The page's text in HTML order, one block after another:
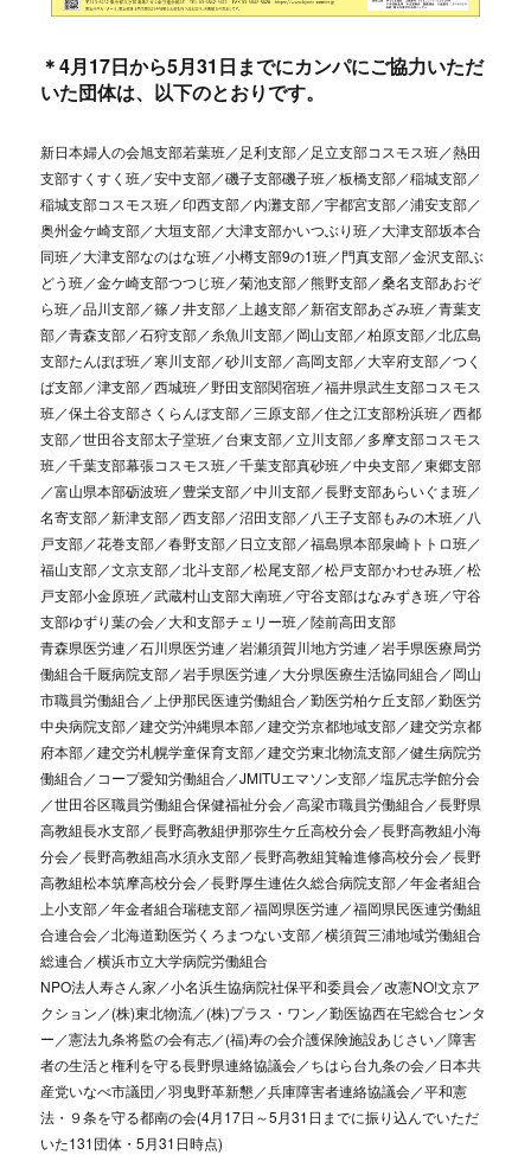
＊4月17日から5月31日までにカンパにご協力いただ
いた団体は、以下のとおりです。
新日本婦人の会旭支部若葉班／足利支部／足立支部コスモス班／熱田
支部すくすく班／安中支部／磯子支部磯子班／板橋支部／稲城支部／
稲城支部コスモス班／印西支部／内灘支部／宇都宮支部／浦安支部／
奥州金ケ崎支部／大垣支部／大津支部かいつぶり班／大津支部坂本合
同班／大津支部なのはな班／小樽支部9の1班／門真支部／金沢支部ぶ
どう班／金ケ崎支部つつじ班／菊池支部／熊野支部／桑名支部あおぞ
ら班／品川支部／篠ノ井支部／上越支部／新宿支部あざみ班／青葉支
部／青森支部／石狩支部／糸魚川支部／岡山支部／柏原支部／北広島
支部たんぽぽ班／寒川支部／砂川支部／高岡支部／大宰府支部／つく
ば支部／津支部／西城班／野田支部関宿班／福井県武生支部コスモス
班／保土谷支部さくらんぼ支部／三原支部／住之江支部粉浜班／西都
支部／世田谷支部太子堂班／台東支部／立川支部／多摩支部コスモス
班／千葉支部幕張コスモス班／千葉支部真砂班／中央支部／東郷支部
／富山県本部砺波班／豊栄支部／中川支部／長野支部あらいぐま班／
名寄支部／新津支部／西支部／沼田支部／八王子支部もみの木班／八
戸支部／花巻支部／春野支部／日立支部／福島県本部泉崎トトロ班／
福山支部／文京支部／北斗支部／松尾支部／松戸支部かわせみ班／松
戸支部小金原班／武蔵村山支部大南班／守谷支部はなみずき班／守谷
支部ゆずり葉の会／大和支部チェリー班／陸前高田支部
青森県医労連／石川県医労連／岩瀬須賀川地方労連／岩手県医療局労
働組合千厩病院支部／岩手県医労連／大分県医療生活協同組合／岡山
市職員労働組合／上伊那民医連労働組合／勤医労柏ケ丘支部／勤医労
中央病院支部／建交労沖縄県本部／建交労京都地域支部／建交労京都
府本部／建交労札幌学童保育支部／建交労東北物流支部／健生病院労
働組合／コープ愛知労働組合／JMITUエマソン支部／塩尻志学館分会
／世田谷区職員労働組合保健福祉分会／高梁市職員労働組合／長野県
高教組長水支部／長野高教組伊那弥生ケ丘高校分会／長野高教組小海
分会／長野高教組高水須永支部／長野高教組箕輪進修高校分会／長野
高教組松本筑摩高校分会／長野厚生連佐久総合病院支部／年金者組合
上小支部／年金者組合瑞穂支部／福岡県医労連／福岡県民医連労働組
合連合会／北海道勤医労くろまつない支部／横須賀三浦地域労働組合
総連合／横浜市立大学病院労働組合
NPO法人寿さん家／小名浜生協病院社保平和委員会／改憲NO!文京ア
クション／(株)東北物流／(株)プラス・ワン／勤医協西在宅総合センタ
ー／憲法九条将監の会有志／(福)寿の会介護保険施設あじさい／障害
者の生活と権利を守る長野県連絡協議会／ちはら台九条の会／日本共
産党いなべ市議団／羽曳野革新懇／兵庫障害者連絡協議会／平和憲
法・９条を守る都南の会(4月17日～5月31日までに振り込んでいただ
いた131団体・5月31日時点)